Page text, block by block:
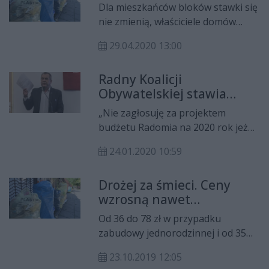
Dla mieszkańców bloków stawki się
nie zmienią, właściciele domów
– miasto wycofało się z
podwyżek opłat za śmieci. Podczas
nadzwyczajnej sesji we wtorek
propozycję zaakceptowali radni.
29.04.2020 13:00
Radny Koalicji
Obywatelskiej stawia
warunek przed
głosowaniem
„Nie zagłosuję za projektem
budżetu Radomia na 2020 rok jeżeli
nie zostanie załatwiony bez szkody
Wiesław Wędzonka, radny Koalicji
Obywatelskiej.
24.01.2020 10:59
Drożej za śmieci. Ceny
wzrosną nawet
dwukrotnie
Od 36 do 78 zł w przypadku
zabudowy jednorodzinnej i od 35
proponuje nowe stawki za odbiór
23.10.2019 12:05